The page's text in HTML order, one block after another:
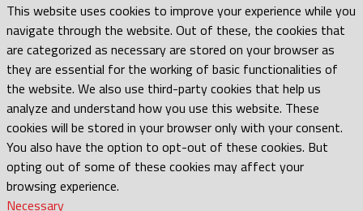
This website uses cookies to improve your experience while you
navigate through the website. Out of these, the cookies that
are categorized as necessary are stored on your browser as
they are essential for the working of basic functionalities of
the website. We also use third-party cookies that help us
analyze and understand how you use this website. These
cookies will be stored in your browser only with your consent.
You also have the option to opt-out of these cookies. But
opting out of some of these cookies may affect your
browsing experience.
Necessary